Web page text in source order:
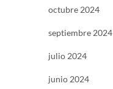
octubre 2024
septiembre 2024
julio 2024
junio 2024